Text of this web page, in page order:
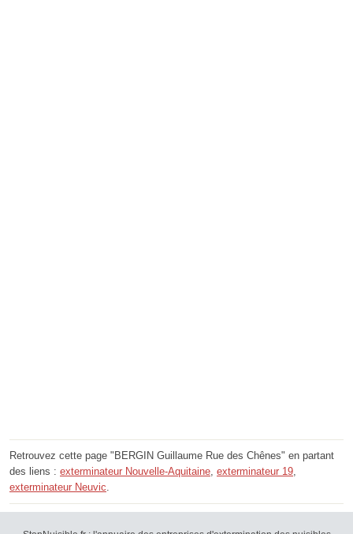
Retrouvez cette page "BERGIN Guillaume Rue des Chênes" en partant
des liens : exterminateur Nouvelle-Aquitaine exterminateur 19
exterminateur Neuvic